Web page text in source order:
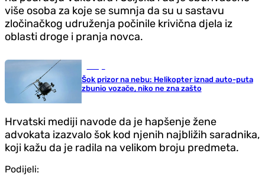
više osoba za koje se sumnja da su u sastavu
zločinačkog udruženja počinile krivična djela iz
oblasti droge i pranja novca.
Šok prizor na nebu: Helikopter iznad auto-puta
zbunio vozače, niko ne zna zašto
Hrvatski mediji navode da je hapšenje žene
advokata izazvalo šok kod njenih najbližih saradnika,
koji kažu da je radila na velikom broju predmeta.
Podijeli: